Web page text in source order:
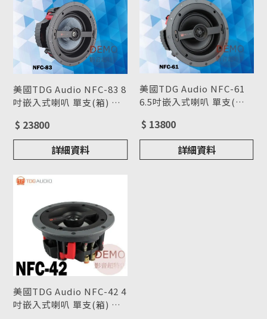
美國TDG Audio NFC-83 8
吋嵌入式喇叭 單支(箱) 請
$ 23800
詳細資料
美國TDG Audio NFC-61
6.5吋嵌入式喇叭 單支(箱)
$ 13800
詳細資料
美國TDG Audio NFC-42 4
吋嵌入式喇叭 單支(箱) 請